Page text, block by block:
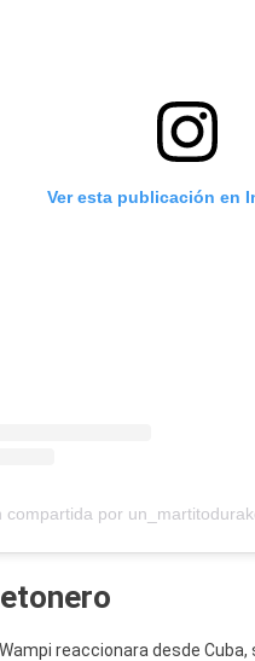
Ver esta publicación en
reaccionara desde